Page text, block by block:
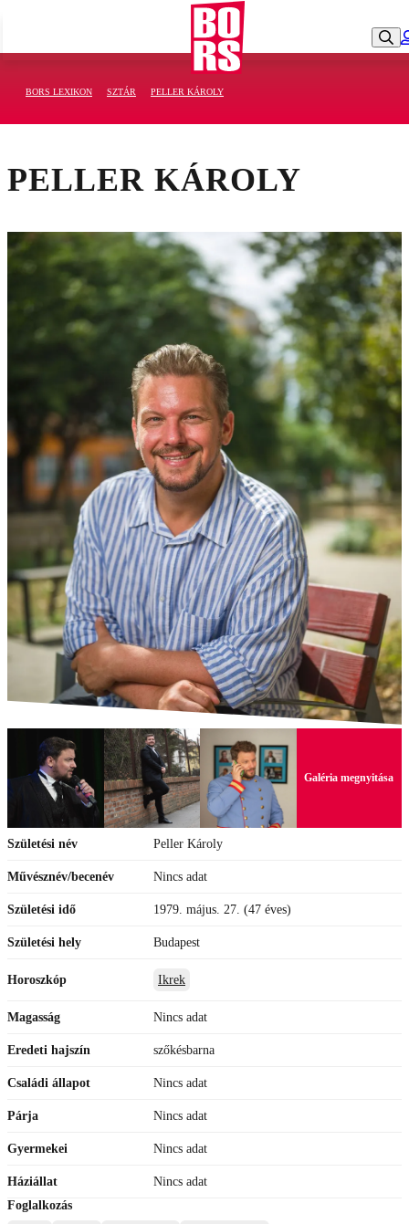
BORS LEXIKON SZTÁR PELLER KÁROLY
PELLER KÁROLY
Galéria megnyitása
Születési név Peller Károly
Művésznév/becenév Nincs adat
Születési idő 1979. május. 27. (47 éves)
Születési hely Budapest
Horoszkóp Ikrek
Magasság Nincs adat
Eredeti hajszín szőkésbarna
Családi állapot Nincs adat
Párja Nincs adat
Gyermekei Nincs adat
Háziállat
Nincs adat
Foglalkozás